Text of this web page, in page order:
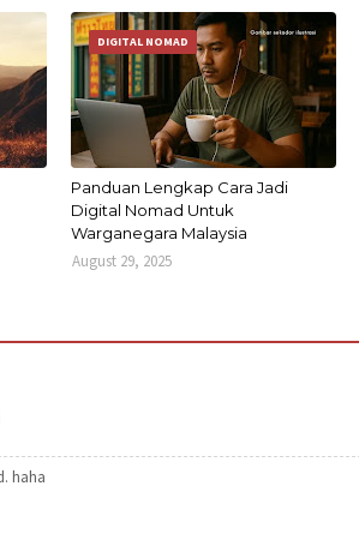
DIGITAL NOMAD
Panduan Lengkap Cara Jadi
Digital Nomad Untuk
Warganegara Malaysia
August 29, 2025
haha